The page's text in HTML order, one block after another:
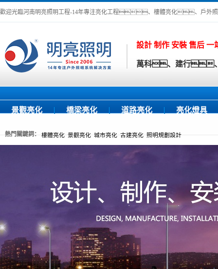
歡迎光臨河南明亮照明工程-14年專注亮化工程、樓體亮化、戶外照
設計 制作 安裝 售后 一
萬科、建行、
景觀亮化 橋梁亮化 道路亮化 亮化燈具
熱門關鍵詞：